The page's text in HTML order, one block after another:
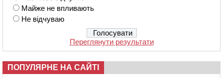
Майже не впливають
Не відчуваю
Переглянути результати
ПОПУЛЯРНЕ НА САЙТІ